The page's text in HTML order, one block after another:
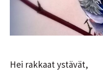
Hei rakkaat ystävät,